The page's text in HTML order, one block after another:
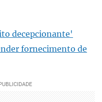
decepcionante'
fornecimento de